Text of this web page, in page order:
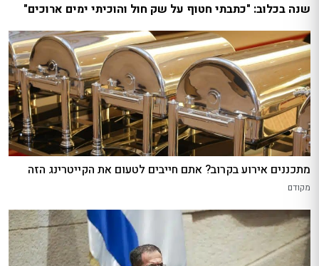
שנה בכלוב: "כתבתי חטוף על שק חול והוכיתי ימים ארוכים"
מתכננים אירוע בקרוב? אתם חייבים לטעום את הקייטרינג הזה
מקודם